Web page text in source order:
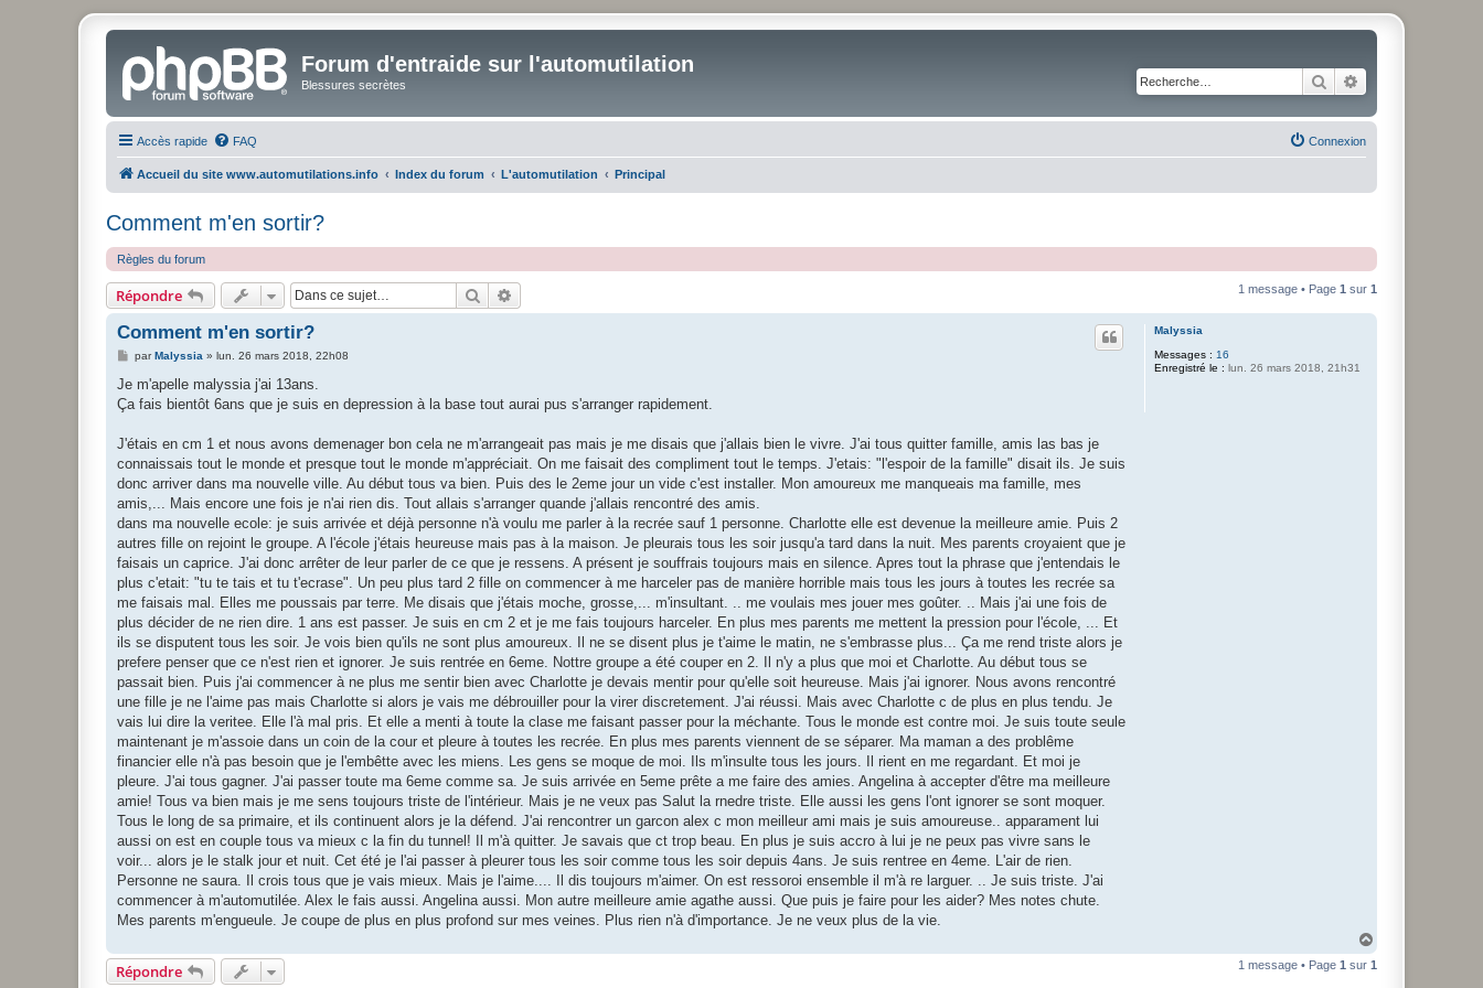
Forum d'entraide sur l'automutilation
Blessures secrètes Rechercher
Accès rapide FAQ Connexion
Accueil du site www.automutilations.info Index du forum L'automutilation Principal
Comment m'en sortir?
Règles du forum
Répondre Rechercher 1 message • Page 1 sur 1
Malyssia
Messages : 16
Enregistré le : lun. 26 mars 2018, 21h31
Comment m'en sortir?
M
s
a
parMalyssia » lun. 26 mars 2018, 22h08
Je m'apelle malyssia j'ai 13ans.
Ça fais bientôt 6ans que je suis en depression à la base tout aurai pus s'arranger rapidement.
J'étais en cm 1 et nous avons demenager bon cela ne m'arrangeait pas mais je me disais que j'allais bien le vivre. J'ai tous quitter famille, amis las bas je
connaissais tout le monde et presque tout le monde m'appréciait. On me faisait des compliment tout le temps. J'etais: "l'espoir de la famille" disait ils. Je suis
donc arriver dans ma nouvelle ville. Au début tous va bien. Puis des le 2eme jour un vide c'est installer. Mon amoureux me manqueais ma famille, mes
amis,... Mais encore une fois je n'ai rien dis. Tout allais s'arranger quande j'allais rencontré des amis.
dans ma nouvelle ecole: je suis arrivée et déjà personne n'à voulu me parler à la recrée sauf 1 personne. Charlotte elle est devenue la meilleure amie. Puis 2
autres fille on rejoint le groupe. A l'école j'étais heureuse mais pas à la maison. Je pleurais tous les soir jusqu'a tard dans la nuit. Mes parents croyaient que je
faisais un caprice. J'ai donc arrêter de leur parler de ce que je ressens. A présent je souffrais toujours mais en silence. Apres tout la phrase que j'entendais le
plus c'etait: "tu te tais et tu t'ecrase". Un peu plus tard 2 fille on commencer à me harceler pas de manière horrible mais tous les jours à toutes les recrée sa
me faisais mal. Elles me poussais par terre. Me disais que j'étais moche, grosse,... m'insultant. .. me voulais mes jouer mes goûter. .. Mais j'ai une fois de
plus décider de ne rien dire. 1 ans est passer. Je suis en cm 2 et je me fais toujours harceler. En plus mes parents me mettent la pression pour l'école, ... Et
ils se disputent tous les soir. Je vois bien qu'ils ne sont plus amoureux. Il ne se disent plus je t'aime le matin, ne s'embrasse plus... Ça me rend triste alors je
prefere penser que ce n'est rien et ignorer. Je suis rentrée en 6eme. Nottre groupe a été couper en 2. Il n'y a plus que moi et Charlotte. Au début tous se
passait bien. Puis j'ai commencer à ne plus me sentir bien avec Charlotte je devais mentir pour qu'elle soit heureuse. Mais j'ai ignorer. Nous avons rencontré
une fille je ne l'aime pas mais Charlotte si alors je vais me débrouiller pour la virer discretement. J'ai réussi. Mais avec Charlotte c de plus en plus tendu. Je
vais lui dire la veritee. Elle l'à mal pris. Et elle a menti à toute la clase me faisant passer pour la méchante. Tous le monde est contre moi. Je suis toute seule
maintenant je m'assoie dans un coin de la cour et pleure à toutes les recrée. En plus mes parents viennent de se séparer. Ma maman a des problême
financier elle n'à pas besoin que je l'embêtte avec les miens. Les gens se moque de moi. Ils m'insulte tous les jours. Il rient en me regardant. Et moi je
pleure. J'ai tous gagner. J'ai passer toute ma 6eme comme sa. Je suis arrivée en 5eme prête a me faire des amies. Angelina à accepter d'être ma meilleure
amie! Tous va bien mais je me sens toujours triste de l'intérieur. Mais je ne veux pas Salut la rnedre triste. Elle aussi les gens l'ont ignorer se sont moquer.
Tous le long de sa primaire, et ils continuent alors je la défend. J'ai rencontrer un garcon alex c mon meilleur ami mais je suis amoureuse.. apparament lui
aussi on est en couple tous va mieux c la fin du tunnel! Il m'à quitter. Je savais que ct trop beau. En plus je suis accro à lui je ne peux pas vivre sans le
voir... alors je le stalk jour et nuit. Cet été je l'ai passer à pleurer tous les soir comme tous les soir depuis 4ans. Je suis rentree en 4eme. L'air de rien.
Personne ne saura. Il crois tous que je vais mieux. Mais je l'aime.... Il dis toujours m'aimer. On est ressoroi ensemble il m'à re larguer. .. Je suis triste. J'ai
commencer à m'automutilée. Alex le fais aussi. Angelina aussi. Mon autre meilleure amie agathe aussi. Que puis je faire pour les aider? Mes notes chute.
Mes parents m'engueule. Je coupe de plus en plus profond sur mes veines. Plus rien n'à d'importance. Je ne veux plus de la vie.
u
Répondre 1 message • Page 1 sur 1